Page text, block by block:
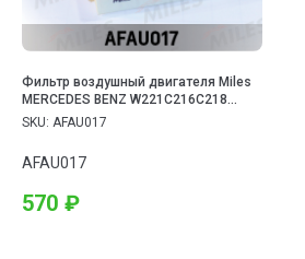
Фильтр воздушный двигателя Miles
MERCEDES BENZ W221C216C218
5.06.3 10- (MANN C3397)
SKU: AFAU017
AFAU017
570 ₽